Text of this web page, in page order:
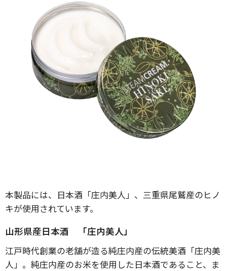
本製品には、日本酒「庄内美人」、三重県尾鷲産のヒノ
キが使用されています。
山形県産日本酒 「庄内美人」
江戸時代創業の老舗が造る純庄内産の伝統美酒「庄内美
人」。純庄内産のお米を使用した日本酒であること、ま